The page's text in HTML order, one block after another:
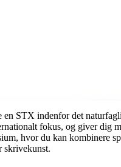
STX indenfor det
fokus, og giver dig
hvor du kan kombinere
skrivekunst.